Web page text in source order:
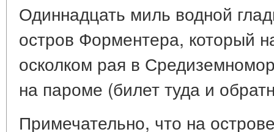
Одиннадцать миль водной
остров Форментера, который
осколком рая в
на пароме (билет туда и
Примечательно, что на